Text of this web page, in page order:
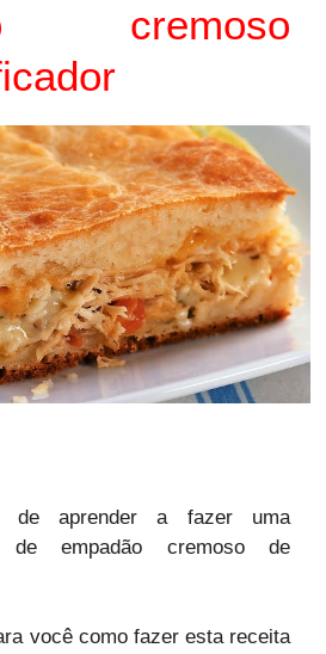
cremoso
de aprender a fazer uma
de empadão cremoso de
você como fazer esta receita